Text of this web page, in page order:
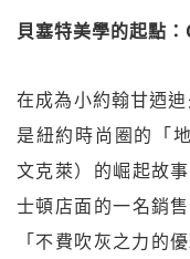
貝塞特美學的起點
在成為小約翰甘迺
是紐約時尚圈的「
文克萊）的崛起故
士頓店面的一名銷
「不費吹灰之力的